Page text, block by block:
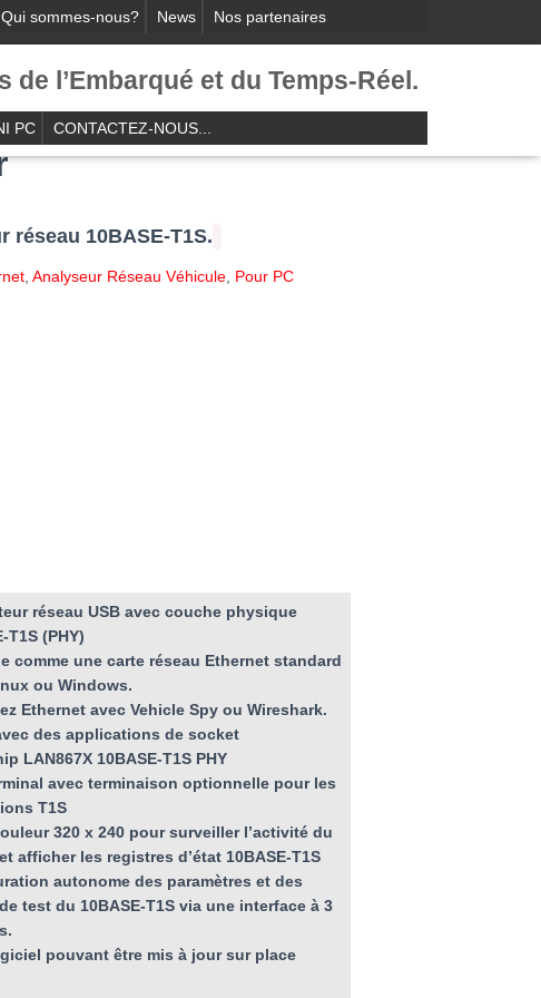
Qui sommes-nous? News Nos partenaires
de l’Embarqué et du Temps-Réel.​
PC CONTACTEZ-NOUS...
réseau 10BASE-T1S.
Analyseur Réseau Véhicule Pour PC
réseau USB avec couche physique
T1S (PHY)
comme une carte réseau Ethernet standard
ou Windows.
Ethernet avec Vehicle Spy ou Wireshark.
des applications de socket
LAN867X 10BASE-T1S PHY
avec terminaison optionnelle pour les
T1S
320 x 240 pour surveiller l’activité du
afficher les registres d’état 10BASE-T1S
autonome des paramètres et des
test du 10BASE-T1S via une interface à 3
pouvant être mis à jour sur place